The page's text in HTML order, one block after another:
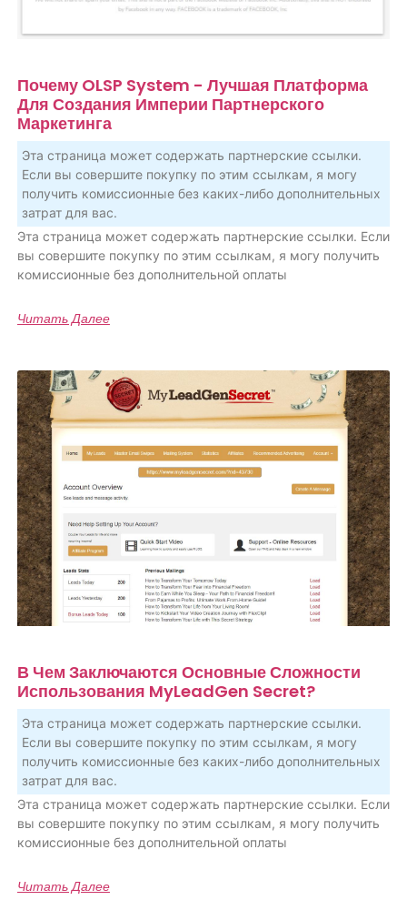
Почему OLSP System - Лучшая Платформа
Для Создания Империи Партнерского
Маркетинга
Эта страница может содержать партнерские ссылки.
Если вы совершите покупку по этим ссылкам, я могу
получить комиссионные без каких-либо дополнительных
затрат для вас.
Эта страница может содержать партнерские ссылки. Если
вы совершите покупку по этим ссылкам, я могу получить
комиссионные без дополнительной оплаты
Читать Далее
В Чем Заключаются Основные Сложности
Использования MyLeadGen Secret?
Эта страница может содержать партнерские ссылки.
Если вы совершите покупку по этим ссылкам, я могу
получить комиссионные без каких-либо дополнительных
затрат для вас.
Эта страница может содержать партнерские ссылки. Если
вы совершите покупку по этим ссылкам, я могу получить
комиссионные без дополнительной оплаты
Читать Далее